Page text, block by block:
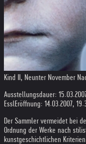
Kind II, Neunter November
Ausstellungsdauer:
EsslEröffnung: 14.03.2007,
Der Sammler vermeidet bei
Ordnung der Werke nach
kunstgeschichtlichen